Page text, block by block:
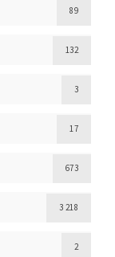
89
132
3
17
673
3 218
2